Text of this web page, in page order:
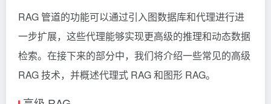
RAG 管道的功能可以通过引入图数据库和代理进行进
一步扩展，这些代理能够实现更高级的推理和动态数据
检索。在接下来的部分中，我们将介绍一些常见的高级
RAG 技术，并概述代理式 RAG 和图形 RAG。